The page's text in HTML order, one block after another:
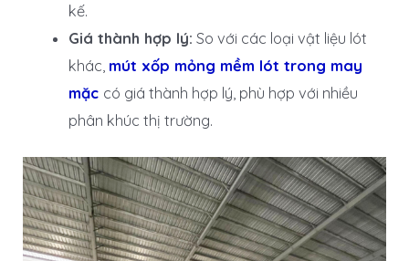
kế.
Giá thành hợp lý: So với các loại vật liệu lót
khác, mút xốp mỏng mềm lót trong may
mặc có giá thành hợp lý, phù hợp với nhiều
phân khúc thị trường.